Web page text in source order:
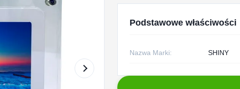
Podstawowe właściwości
Nazwa Marki: SHINY